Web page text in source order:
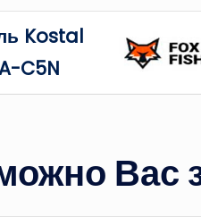
Kostal
C5N
Вас